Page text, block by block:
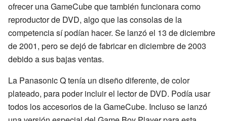
ofrecer una GameCube que también funcionara como
reproductor de DVD, algo que las consolas de la
competencia sí podían hacer. Se lanzó el 13 de diciembre
de 2001, pero se dejó de fabricar en diciembre de 2003
debido a sus bajas ventas.
La Panasonic Q tenía un diseño diferente, de color
plateado, para poder incluir el lector de DVD. Podía usar
todos los accesorios de la GameCube. Incluso se lanzó